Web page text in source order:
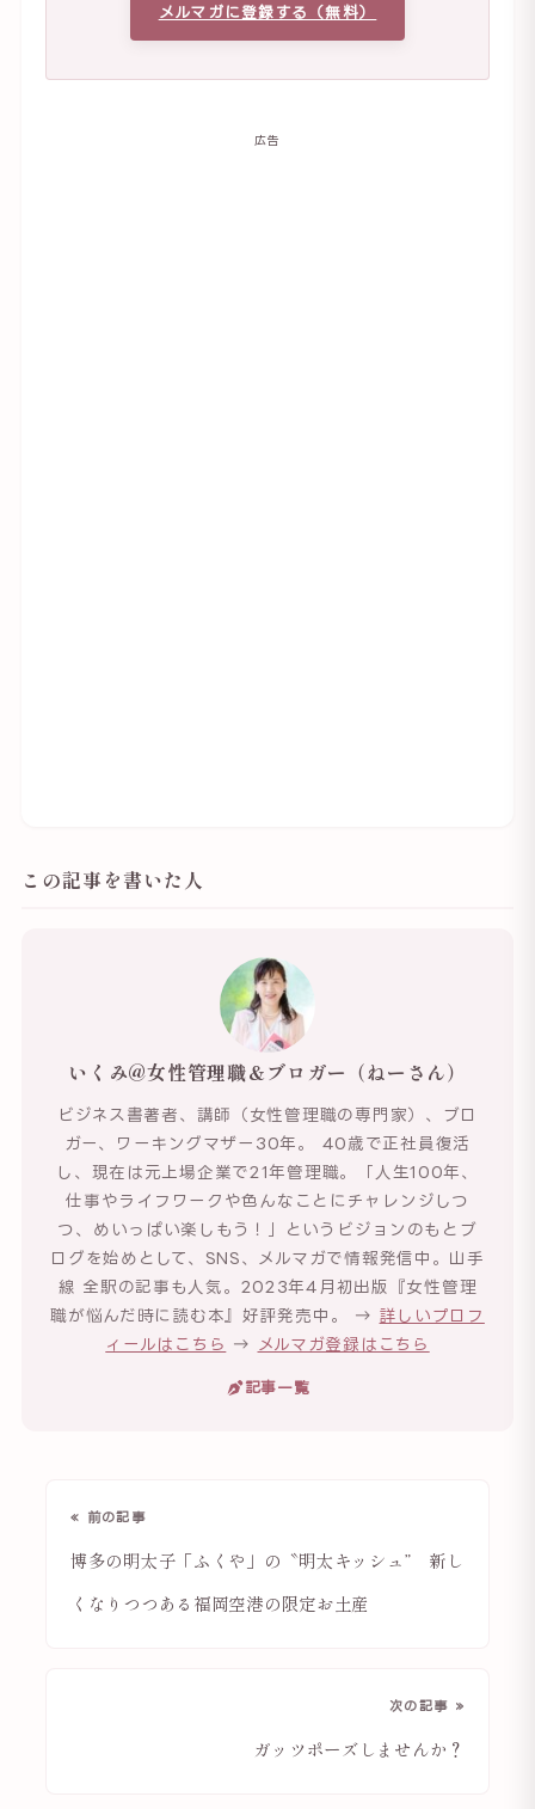
メルマガに登録する（無料）
広告
この記事を書いた人
いくみ@女性管理職＆ブロガー（ねーさん）
ビジネス書著者、講師（女性管理職の専門家）、ブロ
ガー、ワーキングマザー30年。 40歳で正社員復活
し、現在は元上場企業で21年管理職。「人生100年、
仕事やライフワークや色んなことにチャレンジしつ
つ、めいっぱい楽しもう！」というビジョンのもとブ
ログを始めとして、SNS、メルマガで情報発信中。山手
線 全駅の記事も人気。2023年4月初出版『女性管理
職が悩んだ時に読む本』好評発売中。 → 詳しいプロフ
ィールはこちら → メルマガ登録はこちら
記事一覧
« 前の記事
博多の明太子「ふくや」の〝明太キッシュ” 新し
くなりつつある福岡空港の限定お土産
次の記事 »
ガッツポーズしませんか？